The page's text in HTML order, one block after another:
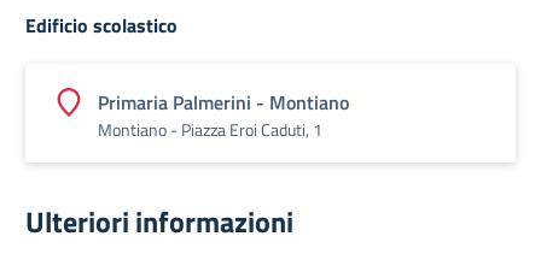
Edificio scolastico
Primaria Palmerini - Montiano
Montiano - Piazza Eroi Caduti, 1
Ulteriori informazioni